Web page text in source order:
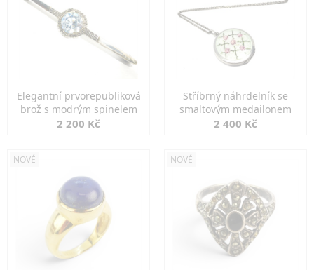
Elegantní prvorepubliková
brož s modrým spinelem
2 200 Kč
Stříbrný náhrdelník se
smaltovým medailonem
2 400 Kč
NOVÉ NOVÉ